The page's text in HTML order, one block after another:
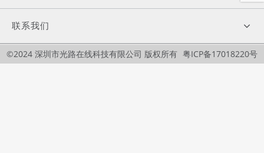
联系我们
©2024 深圳市光路在线科技有限公司 版权所有 粤ICP备17018220号